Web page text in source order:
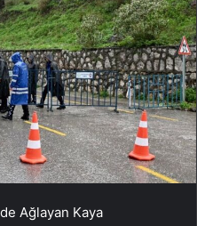
Ağlayan Kaya